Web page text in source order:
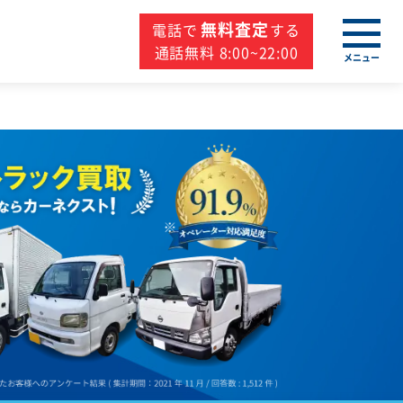
電話で 無料査定する
通話無料 8:00~22:00
メニュー